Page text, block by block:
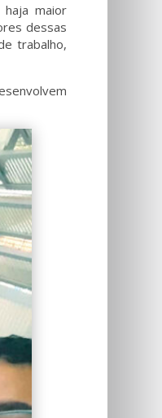
maior
dessas
trabalho,